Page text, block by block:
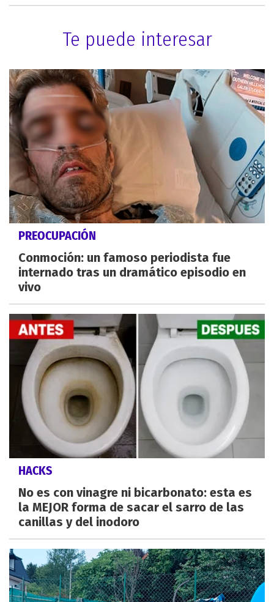
Te puede interesar
PREOCUPACIÓN
Conmoción: un famoso periodista fue
internado tras un dramático episodio en
vivo
HACKS
No es con vinagre ni bicarbonato: esta es
la MEJOR forma de sacar el sarro de las
canillas y del inodoro